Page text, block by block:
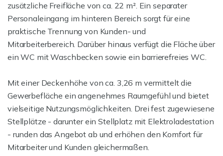
zusätzliche Freifläche von ca. 22 m². Ein separater
Personaleingang im hinteren Bereich sorgt für eine
praktische Trennung von Kunden- und
Mitarbeiterbereich. Darüber hinaus verfügt die Fläche über
ein WC mit Waschbecken sowie ein barrierefreies WC.
Mit einer Deckenhöhe von ca. 3,26 m vermittelt die
Gewerbefläche ein angenehmes Raumgefühl und bietet
vielseitige Nutzungsmöglichkeiten. Drei fest zugewiesene
Stellplätze - darunter ein Stellplatz mit Elektroladestation
- runden das Angebot ab und erhöhen den Komfort für
Mitarbeiter und Kunden gleichermaßen.